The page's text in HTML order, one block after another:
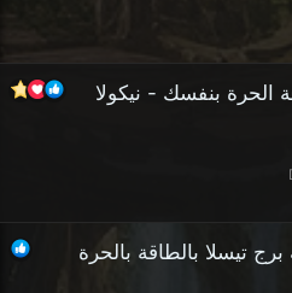
الحرة بنفسك - نيكولا
تيسلا بالطاقة بالحرة